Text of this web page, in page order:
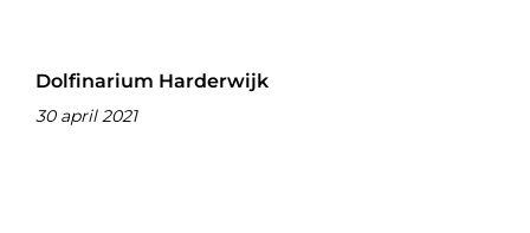
Dolfinarium Harderwijk
30 april 2021